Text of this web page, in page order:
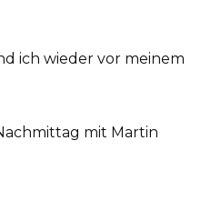
ich wieder vor meinem
mit Martin